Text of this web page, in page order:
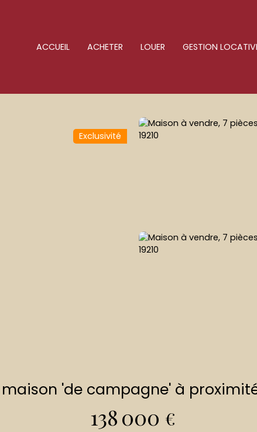
ACCUEIL ACHETER LOUER GESTION
Exclusivité
maison 'de campagne' à
138 000 €